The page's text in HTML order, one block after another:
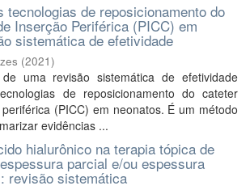
tecnologias de reposicionamento do
Inserção Periférica (PICC) em
sistemática de efetividade
(2021)
uma revisão sistemática de efetividade
de reposicionamento do cateter
(PICC) em neonatos. É um método
evidências ...
hialurônico na terapia tópica de
parcial e/ou espessura
revisão sistemática